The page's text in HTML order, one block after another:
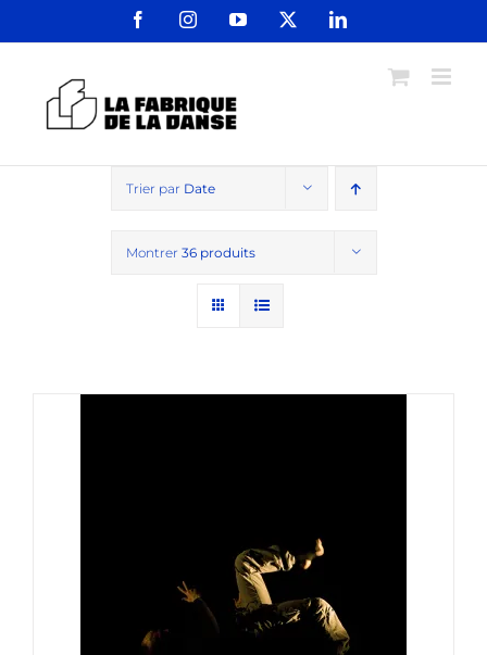
FacebookInstagramYouTube LinkedIn
Trier par Date
Montrer 36 produits